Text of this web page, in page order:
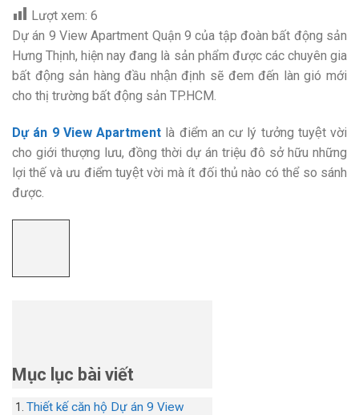
Lượt xem: 6
Dự án 9 View Apartment Quận 9 của tập đoàn bất động sản
Hưng Thịnh, hiện nay đang là sản phẩm được các chuyên gia
bất động sản hàng đầu nhận định sẽ đem đến làn gió mới
cho thị trường bất động sản TP.HCM.
Dự án 9 View Apartment là điểm an cư lý tưởng tuyệt vời
cho giới thượng lưu, đồng thời dự án triệu đô sở hữu những
lợi thế và ưu điểm tuyệt vời mà ít đối thủ nào có thể so sánh
được.
Mục lục bài viết
Thiết kế căn hộ Dự án 9 View